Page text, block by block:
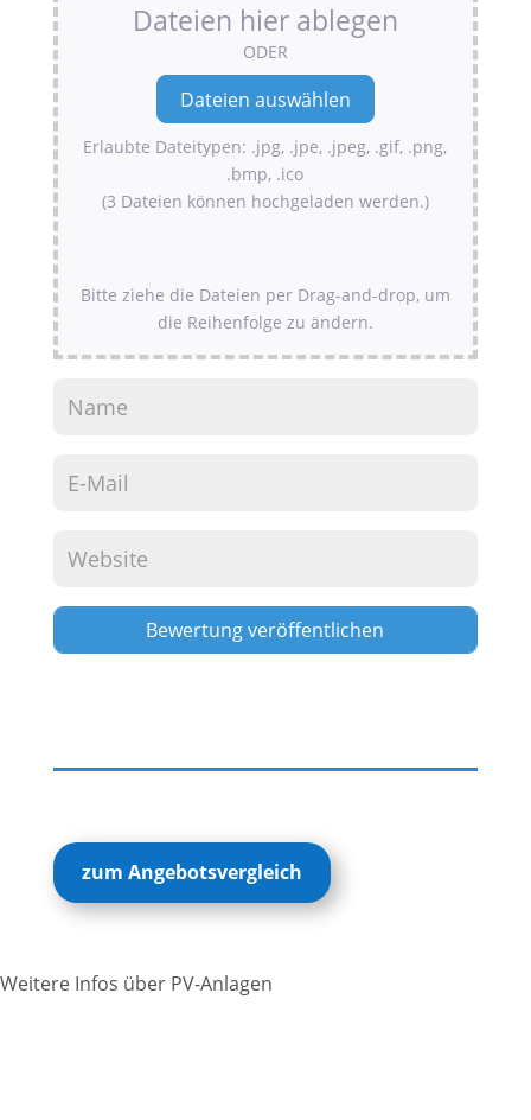
Dateien hier ablegen
ODER
Erlaubte Dateitypen: .jpg, .jpe, .jpeg, .gif, .png,
.bmp, .ico
(3 Dateien können hochgeladen werden.)
Bitte ziehe die Dateien per Drag-and-drop, um
die Reihenfolge zu ändern.
zum Angebotsvergleich
Weitere Infos über PV-Anlagen